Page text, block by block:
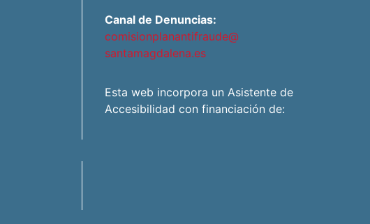
Canal de Denuncias:
comisionplanantifraude@
santamagdalena.es
Esta web incorpora un Asistente de
Accesibilidad con financiación de: